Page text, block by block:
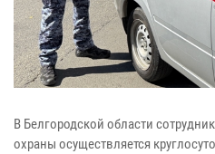
В Белгородской области
охраны осуществляется